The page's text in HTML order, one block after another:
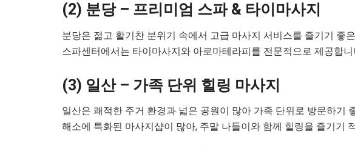
(2) 분당 – 프리미엄 스파 & 타이마사지
분당은 젊고 활기찬 분위기 속에서 고급 마사지 서비스를 즐기기 좋
스파센터에서는 타이마사지와 아로마테라피를 전문적으로 제공합니
(3) 일산 – 가족 단위 힐링 마사지
일산은 쾌적한 주거 환경과 넓은 공원이 많아 가족 단위로 방문하기
해소에 특화된 마사지샵이 많아, 주말 나들이와 함께 힐링을 즐기기